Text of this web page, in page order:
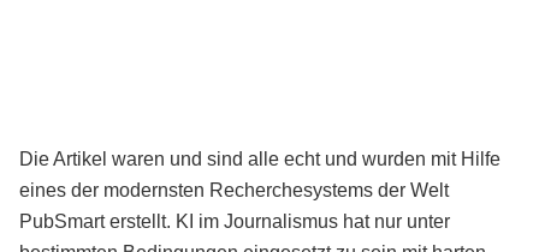
Die Artikel waren und sind alle echt und wurden mit Hilfe
eines der modernsten Recherchesystems der Welt
PubSmart erstellt. KI im Journalismus hat nur unter